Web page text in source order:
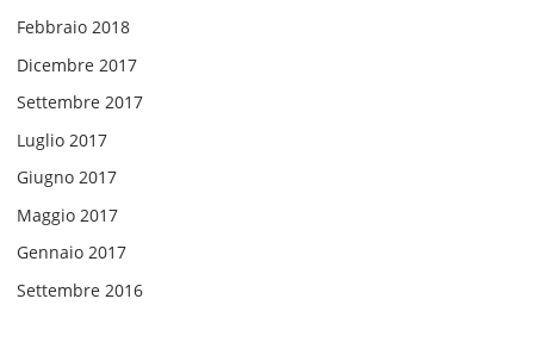
Febbraio 2018
Dicembre 2017
Settembre 2017
Luglio 2017
Giugno 2017
Maggio 2017
Gennaio 2017
Settembre 2016